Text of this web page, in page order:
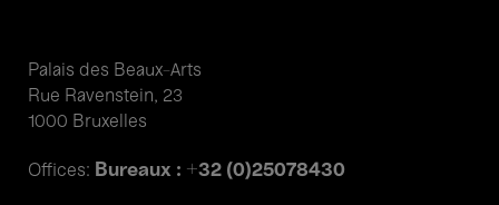
Palais des Beaux-Arts
Rue Ravenstein, 23
1000 Bruxelles
Offices: Bureaux : +32 (0)25078430